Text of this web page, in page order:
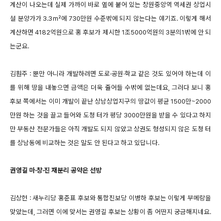
계산이 나오는데 실제 가까이 바로 옆에 붙어 있는 창원중앙역 역세권 상업시
설 분양가가 3.3㎡에 730만원 수준밖에 되지 않는다는 얘기죠. 이렇게 해서
계산하면 4182억원으로 홍 후보가 제시한 1조5000억원의 3분의1밖에 안 되
는군요.
김훤주 : 뿐만 아니라 개발하려면 도로·공원·학교 같은 것도 있어야 하는데 이
를 위해 땅을 내놓으면 금액은 더욱 줄어들 수밖에 없는데요, 그러다 보니 홍
후보 쪽에서는 이미 개발이 끝난 상남상업지구의 땅값이 평균 1500만~2000
만원 하는 것을 끌고 들어와 도청 터가 평당 3000만원을 받을 수 있다고 하지
만 부동산 전문가들은 아직 개발도 되지 않았고 상권도 형성되지 않은 도청 터
를 상남동에 비교하는 것은 말도 안 된다고 하고 있답니다.
권영길 마·창·진 재분리 공약은 선방
김상헌 : 새누리당 홍준표 후보와 통합진보당 이병하 후보는 이렇게 부메랑을
맞았는데, 그러면 이에 맞서는 권영길 후보는 상황이 좀 어떤지 궁금해지네요.